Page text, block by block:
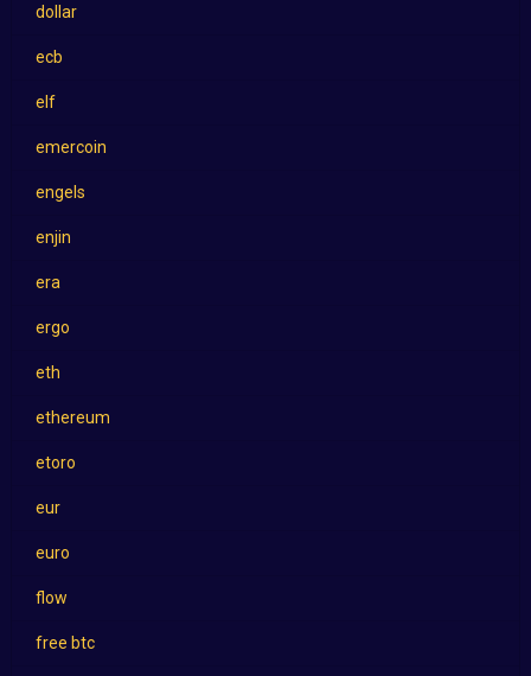
dollar
ecb
elf
emercoin
engels
enjin
era
ergo
eth
ethereum
etoro
eur
euro
flow
free btc